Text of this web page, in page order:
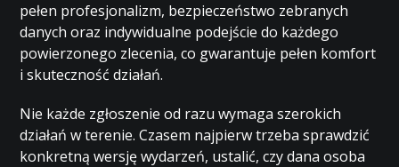
pełen profesjonalizm, bezpieczeństwo zebranych
danych oraz indywidualne podejście do każdego
powierzonego zlecenia, co gwarantuje pełen komfort
i skuteczność działań.
Nie każde zgłoszenie od razu wymaga szerokich
działań w terenie. Czasem najpierw trzeba sprawdzić
konkretną wersję wydarzeń, ustalić, czy dana osoba